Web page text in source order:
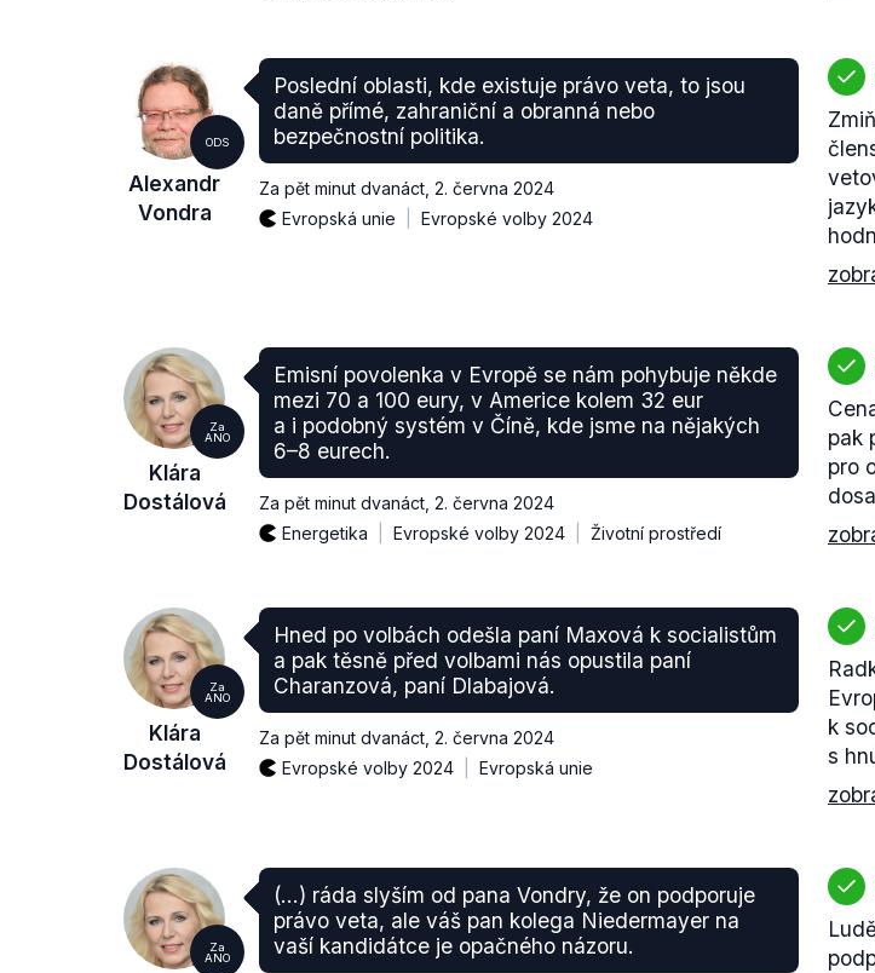
ODS
Alexandr
Vondra
Poslední oblasti, kde existuje právo veta, to jsou
daně přímé, zahraniční a obranná nebo
bezpečnostní politika.
Za pět minut dvanáct 2. června 2024
Evropská unie
Evropské volby 2024
Za
ANO
Klára
Dostálová
Emisní povolenka v Evropě se nám pohybuje někde
mezi 70 a 100 eury, v Americe kolem 32 eur
a i podobný systém v Číně, kde jsme na nějakých
6–8 eurech.
Za pět minut dvanáct 2. června 2024
Energetika
Evropské volby 2024 Životní prostředí
pak
pro
Za
ANO
Klára
Dostálová
Hned po volbách odešla paní Maxová k socialistům
a pak těsně před volbami nás opustila paní
Charanzová, paní Dlabajová.
Za pět minut dvanáct 2. června 2024
Evropské volby 2024
Evropská unie
k
s
Za
ANO
(...) ráda slyším od pana Vondry, že on podporuje
právo veta, ale váš pan kolega Niedermayer na
vaší kandidátce je opačného názoru.